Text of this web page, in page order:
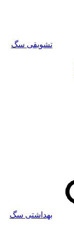
تشویقی سگ
بهداشتی سگ